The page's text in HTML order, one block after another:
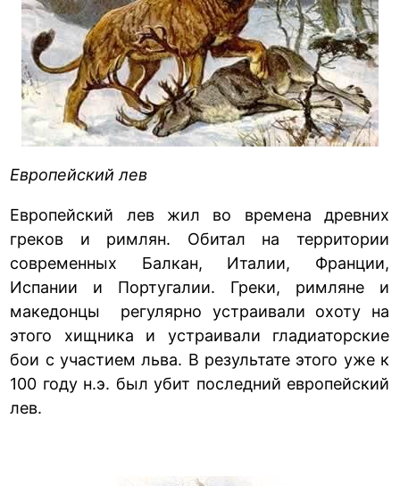
Европейский лев
Европейский лев жил во времена древних
греков и римлян. Обитал на территории
современных Балкан, Италии, Франции,
Испании и Португалии. Греки, римляне и
македонцы регулярно устраивали охоту на
этого хищника и устраивали гладиаторские
бои с участием льва. В результате этого уже к
100 году н.э. был убит последний европейский
лев.